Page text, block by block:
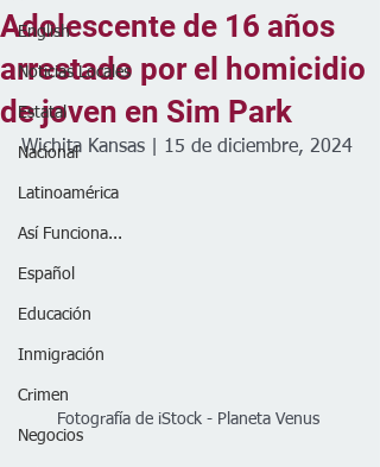
English
Noticias Locales
Estatal
Nacional
Latinoamérica
Así Funciona...
Español
Educación
Inmigración
Crimen
Negocios
Adolescente de 16 años
arrestado por el homicidio
de joven en Sim Park
Wichita Kansas | 15 de diciembre, 2024
Fotografía de iStock - Planeta Venus